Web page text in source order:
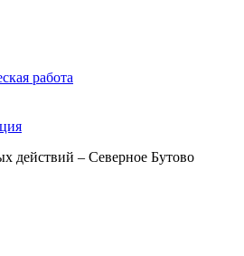
работа
действий – Северное Бутово